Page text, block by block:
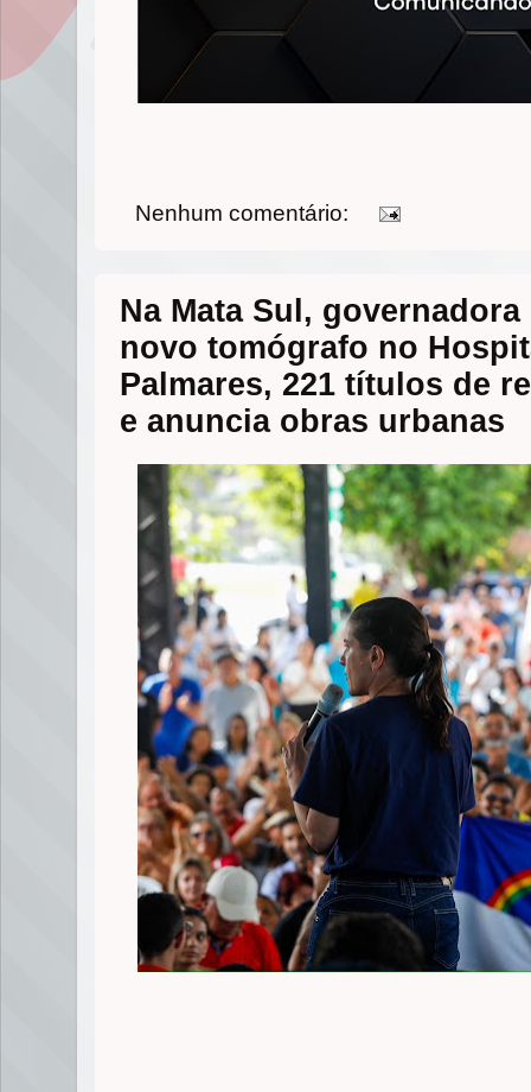
Nenhum comentário:
Na Mata Sul,
novo tomógrafo no
Palmares, 221 títulos de
e anuncia obras urbanas